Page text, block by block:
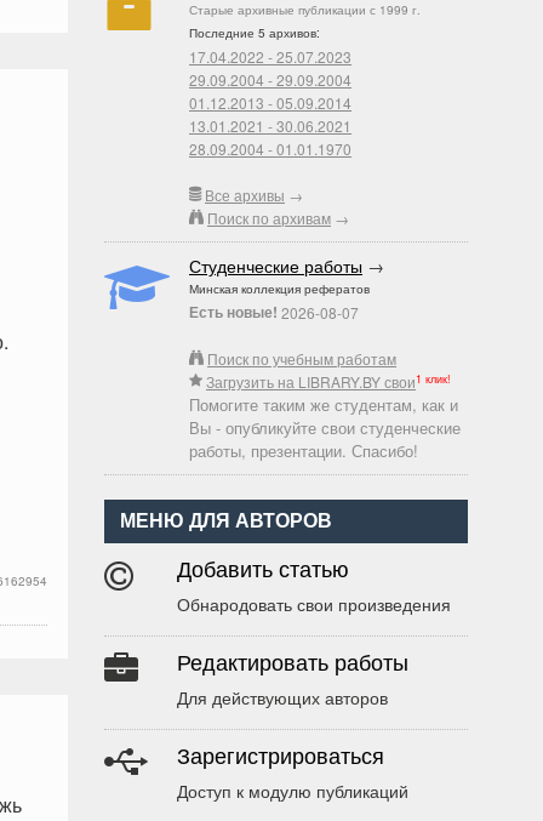
Старые архивные публикации с 1999 г.
Последние 5 архивов:
17.04.2022 - 25.07.2023
29.09.2004 - 29.09.2004
01.12.2013 - 05.09.2014
13.01.2021 - 30.06.2021
28.09.2004 - 01.01.1970
Все архивы →
Поиск по архивам →
Студенческие работы →
Минская коллекция рефератов
Есть новые! 2026-08-07
Поиск по учебным работам
Загрузить на LIBRARY.BY свои1 клик!
Помогите таким же студентам, как и
Вы - опубликуйте свои студенческие
работы, презентации. Спасибо!
МЕНЮ ДЛЯ АВТОРОВ
Добавить статью
Обнародовать свои произведения
Редактировать работы
Для действующих авторов
Зарегистрироваться
Доступ к модулю публикаций